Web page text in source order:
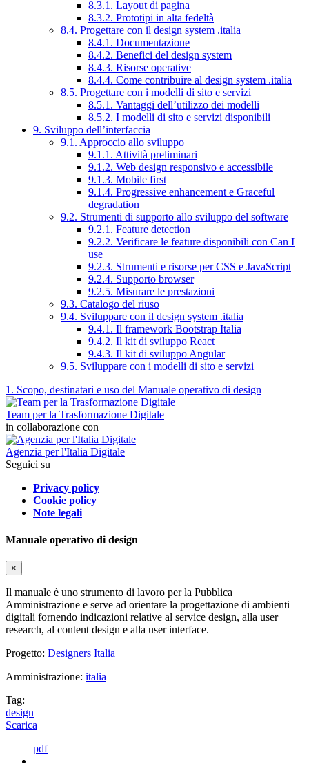
8.3.1. Layout di pagina
8.3.2. Prototipi in alta fedeltà
8.4. Progettare con il design system .italia
8.4.1. Documentazione
8.4.2. Benefici del design system
8.4.3. Risorse operative
8.4.4. Come contribuire al design system .italia
8.5. Progettare con i modelli di sito e servizi
8.5.1. Vantaggi dell’utilizzo dei modelli
8.5.2. I modelli di sito e servizi disponibili
9. Sviluppo dell’interfaccia
9.1. Approccio allo sviluppo
9.1.1. Attività preliminari
9.1.2. Web design responsivo e accessibile
9.1.3. Mobile first
9.1.4. Progressive enhancement e Graceful
degradation
9.2. Strumenti di supporto allo sviluppo del software
9.2.1. Feature detection
9.2.2. Verificare le feature disponibili con Can I
use
9.2.3. Strumenti e risorse per CSS e JavaScript
9.2.4. Supporto browser
9.2.5. Misurare le prestazioni
9.3. Catalogo del riuso
9.4. Sviluppare con il design system .italia
9.4.1. Il framework Bootstrap Italia
9.4.2. Il kit di sviluppo React
9.4.3. Il kit di sviluppo Angular
9.5. Sviluppare con i modelli di sito e servizi
1. Scopo, destinatari e uso del Manuale operativo di design
Team per la Trasformazione Digitale
in collaborazione con
Agenzia per l'Italia Digitale
Seguici su
Privacy policy
Cookie policy
Note legali
Manuale operativo di design
×
Il manuale è uno strumento di lavoro per la Pubblica
Amministrazione e serve ad orientare la progettazione di ambienti
digitali fornendo indicazioni relative al service design, alla user
research, al content design e alla user interface.
Progetto: Designers Italia
Amministrazione: italia
Tag:
design
Scarica
pdf